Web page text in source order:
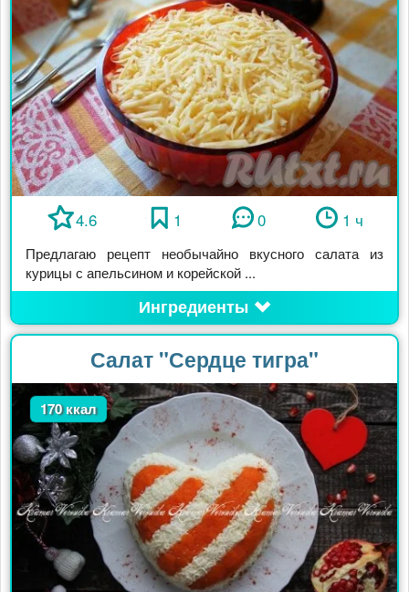
4.6 1 0 1 ч
Предлагаю рецепт необычайно вкусного салата из
курицы с апельсином и корейской ...
Ингредиенты
Салат "Сердце тигра"
170 ккал